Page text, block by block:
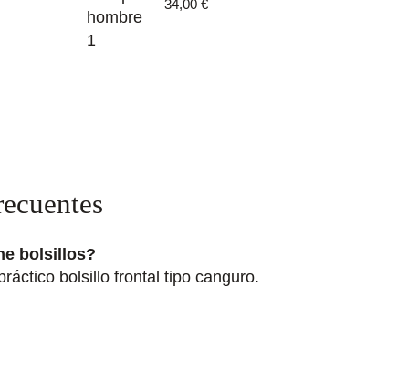
34,00 €
bolsillos?
bolsillo frontal tipo canguro.